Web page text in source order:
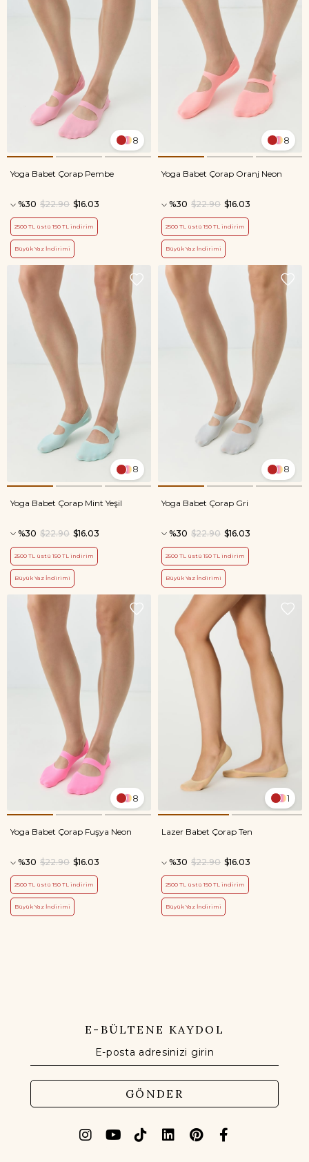
8
Yoga Babet Çorap Pembe
%30 $16.03
$22.90
2500 TL üstü 150 TL indirim
Büyük Yaz İndirimi
8
Yoga Babet Çorap Oranj Neon
%30 $16.03
$22.90
2500 TL üstü 150 TL indirim
Büyük Yaz İndirimi
8
Yoga Babet Çorap Mint Yeşil
%30 $16.03
$22.90
2500 TL üstü 150 TL indirim
Büyük Yaz İndirimi
8
Yoga Babet Çorap Gri
%30 $16.03
$22.90
2500 TL üstü 150 TL indirim
Büyük Yaz İndirimi
8
Yoga Babet Çorap Fuşya Neon
%30 $16.03
$22.90
2500 TL üstü 150 TL indirim
Büyük Yaz İndirimi
1
Lazer Babet Çorap Ten
%30 $16.03
$22.90
2500 TL üstü 150 TL indirim
Büyük Yaz İndirimi
E-BÜLTENE KAYDOL
GÖNDER